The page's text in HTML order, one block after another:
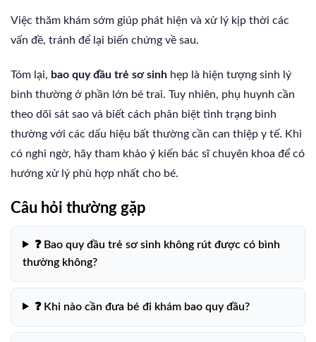
Việc thăm khám sớm giúp phát hiện và xử lý kịp thời các
vấn đề, tránh để lại biến chứng về sau.
Tóm lại, bao quy đầu trẻ sơ sinh hẹp là hiện tượng sinh lý
bình thường ở phần lớn bé trai. Tuy nhiên, phụ huynh cần
theo dõi sát sao và biết cách phân biệt tình trạng bình
thường với các dấu hiệu bất thường cần can thiệp y tế. Khi
có nghi ngờ, hãy tham khảo ý kiến bác sĩ chuyên khoa để có
hướng xử lý phù hợp nhất cho bé.
Câu hỏi thường gặp
❓ Bao quy đầu trẻ sơ sinh không rút được có bình
thường không?
❓ Khi nào cần đưa bé đi khám bao quy đầu?